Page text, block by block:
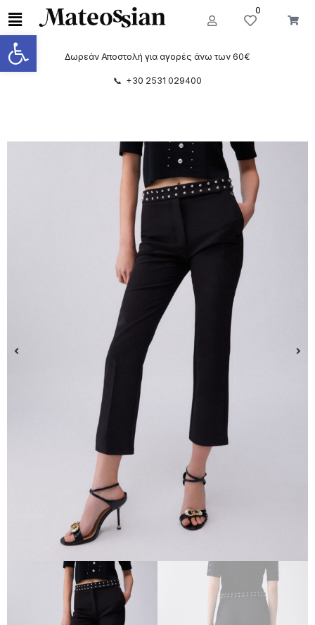
Ανοίξτε τη γραμμή εργαλείων
0
Δωρεάν Αποστολή για αγορές άνω των 60€
📞 +30 2531 029400